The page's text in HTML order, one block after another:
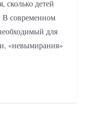
сколько детей
В современном
для
«невымирания»